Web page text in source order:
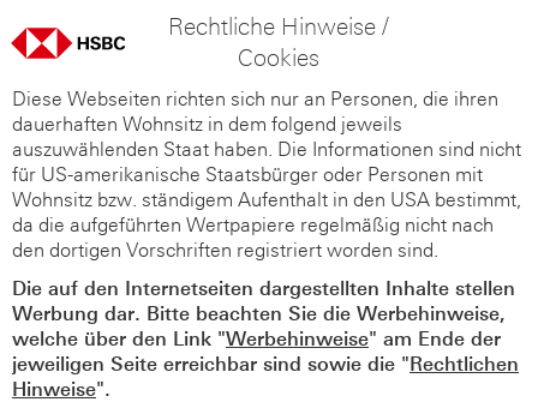
Rechtliche Hinweise /
Cookies
Diese Webseiten richten sich nur an Personen, die ihren
dauerhaften Wohnsitz in dem folgend jeweils
auszuwählenden Staat haben. Die Informationen sind nicht
für US-amerikanische Staatsbürger oder Personen mit
Wohnsitz bzw. ständigem Aufenthalt in den USA bestimmt,
da die aufgeführten Wertpapiere regelmäßig nicht nach
den dortigen Vorschriften registriert worden sind.
Die auf den Internetseiten dargestellten Inhalte stellen
Werbung dar. Bitte beachten Sie die Werbehinweise,
welche über den Link "Werbehinweise" am Ende der
jeweiligen Seite erreichbar sind sowie die "Rechtlichen
Hinweise".